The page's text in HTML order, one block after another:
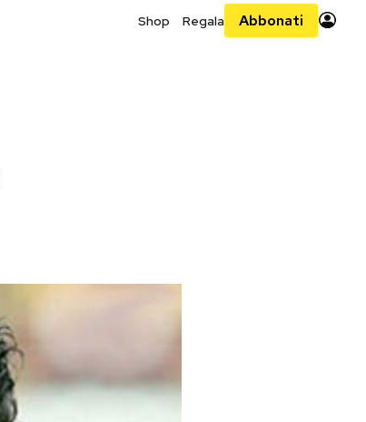
Shop Regala Abbonati